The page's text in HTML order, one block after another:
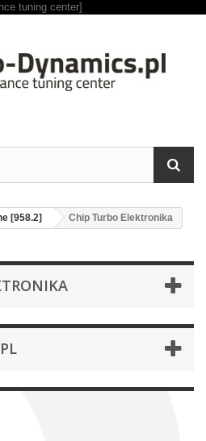
[958.2] Chip Turbo Elektronika